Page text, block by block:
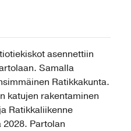
asennettiin
Samalla
Ratikkakunta.
katujen rakentaminen
Ratikkaliikenne
2028. Partolan